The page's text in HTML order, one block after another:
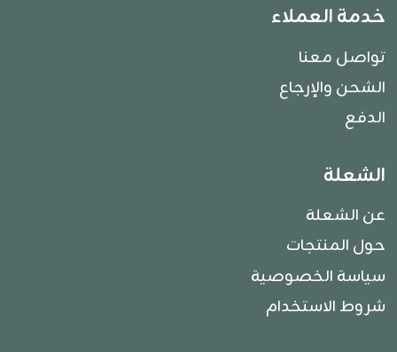
خدمة العملاء
تواصل معنا
الشحن والإرجاع
الدفع
الشعلة
عن الشعلة
حول المنتجات
سياسة الخصوصية
شروط الاستخدام